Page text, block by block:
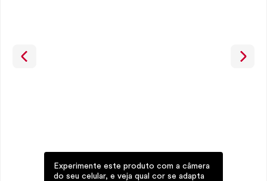
Experimente este produto com a câmera
do seu celular, e veja qual cor se adapta